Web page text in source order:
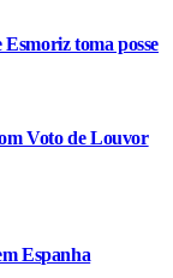
toma posse
Voto de Louvor
Espanha